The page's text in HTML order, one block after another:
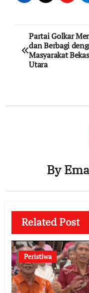
Post
Partai Golkar
dan Berbagi
Masyarakat
Utara
By
Related Post
Peristiwa